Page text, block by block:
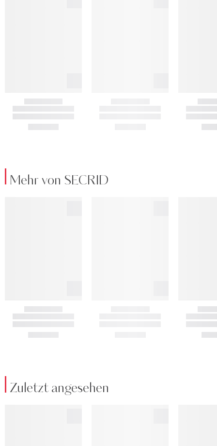
Mehr von SECRID
Zuletzt angesehen